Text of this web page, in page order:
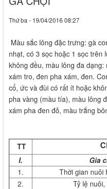
Thứ ba - 19/04/2016 08:27
Màu sắc lông đặc trưng: gà
nhạt, có 3 sọc hoặc 1 sọc
không đều, màu lông đa
xám tro, đen pha xám, đen.
cổ, ức và đùi có rất ít hoặc
pha vàng (màu tía), màu lông
xám pha đen đỏ, màu trắng
TT
I.
Gia
1.
Thời gian nuôi
2.
Tỷ lệ